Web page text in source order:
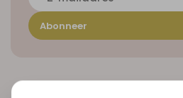
Abonneer